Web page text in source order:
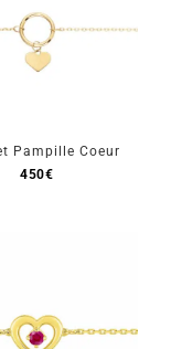
Pampille Coeur
450€